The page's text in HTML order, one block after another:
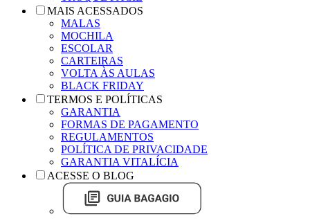
MAIS ACESSADOS
MALAS
MOCHILA
ESCOLAR
CARTEIRAS
VOLTA ÀS AULAS
BLACK FRIDAY
TERMOS E POLÍTICAS
GARANTIA
FORMAS DE PAGAMENTO
REGULAMENTOS
POLÍTICA DE PRIVACIDADE
GARANTIA VITALÍCIA
ACESSE O BLOG